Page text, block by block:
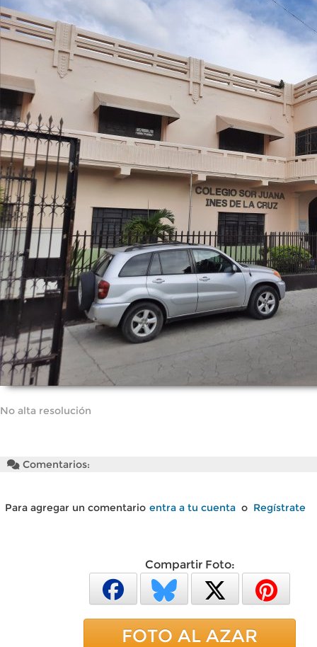
No alta resolución
Comentarios:
Para agregar un comentario entra a tu cuenta o Regístrate
Compartir Foto:
FOTO AL AZAR